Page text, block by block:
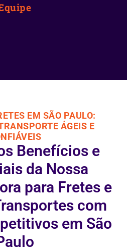
EM SÃO PAULO:
ÁGEIS E
Benefícios e
da Nossa
para Fretes e
com
em São